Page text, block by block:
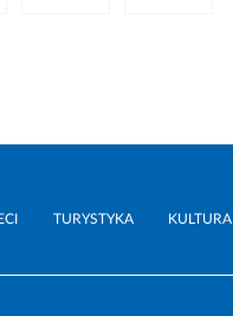
TURYSTYKA KULTURA